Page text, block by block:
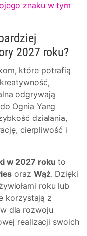
znaku w tym
2027 roku?
które potrafią
odgrywają
Ognia Yang
działania,
cierpliwość i
w 2027 roku to
oraz Wąż. Dzięki
roku lub
korzystają z
dla rozwoju
realizacji swoich